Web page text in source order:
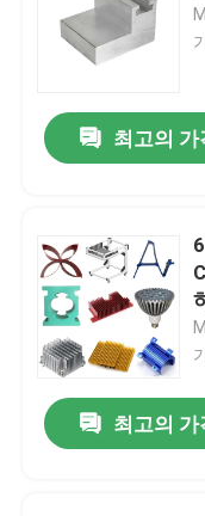
최고의 가
최고의 가